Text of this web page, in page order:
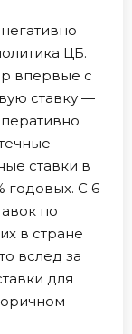
ЦБ.
впервые с
ставку —
ставки в
годовых. С 6
по
в стране
вслед за
для